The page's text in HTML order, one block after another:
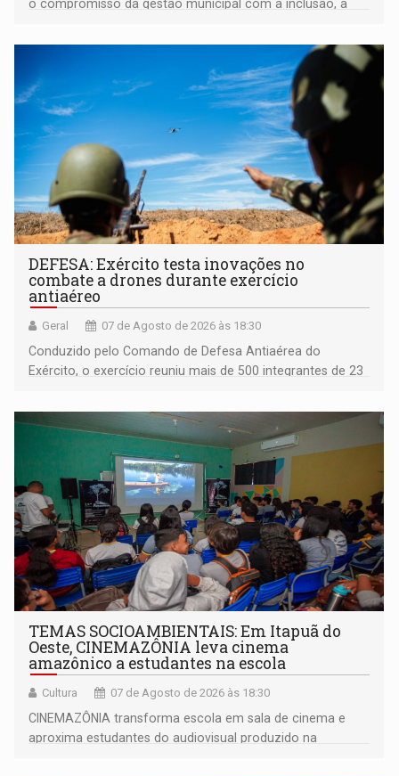
o compromisso da gestão municipal com a inclusão, a
DEFESA: Exército testa inovações no
combate a drones durante exercício
antiaéreo
Geral 07 de Agosto de 2026 às 18:30
Conduzido pelo Comando de Defesa Antiaérea do
Exército, o exercício reuniu mais de 500 integrantes de 23
TEMAS SOCIOAMBIENTAIS: Em Itapuã do
Oeste, CINEMAZÔNIA leva cinema
amazônico a estudantes na escola
Cultura 07 de Agosto de 2026 às 18:30
CINEMAZÔNIA transforma escola em sala de cinema e
aproxima estudantes do audiovisual produzido na